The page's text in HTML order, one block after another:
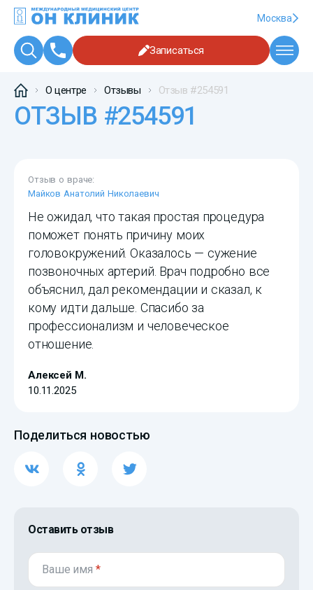
Москва
Записаться
О центре Отзывы Отзыв #254591
ОТЗЫВ #254591
Отзыв о враче:
Майков Анатолий Николаевич
Не ожидал, что такая простая процедура
поможет понять причину моих
головокружений. Оказалось — сужение
позвоночных артерий. Врач подробно все
объяснил, дал рекомендации и сказал, к
кому идти дальше. Спасибо за
профессионализм и человеческое
отношение.
Алексей М.
10.11.2025
Поделиться новостью
Оставить отзыв
Ваше имя *